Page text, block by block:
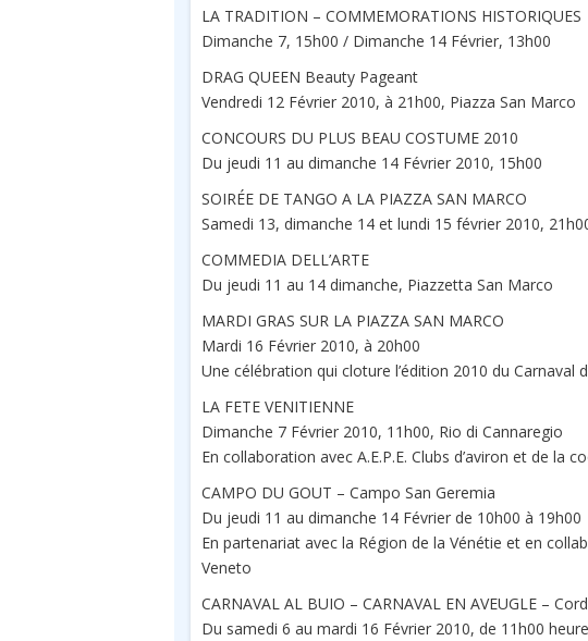
LA TRADITION – COMMEMORATIONS HISTORIQUES
Dimanche 7, 15h00 / Dimanche 14 Février, 13h00
DRAG QUEEN Beauty Pageant
Vendredi 12 Février 2010, à 21h00, Piazza San Marco
CONCOURS DU PLUS BEAU COSTUME 2010
Du jeudi 11 au dimanche 14 Février 2010, 15h00
SOIRÉE DE TANGO A LA PIAZZA SAN MARCO
Samedi 13, dimanche 14 et lundi 15 février 2010,
COMMEDIA DELL’ARTE
Du jeudi 11 au 14 dimanche, Piazzetta San Marco
MARDI GRAS SUR LA PIAZZA SAN MARCO
Mardi 16 Février 2010, à 20h00
Une célébration qui cloture l’édition 2010 du Carnaval
LA FETE VENITIENNE
Dimanche 7 Février 2010, 11h00, Rio di Cannaregio
En collaboration avec A.E.P.E. Clubs d’aviron et de la
CAMPO DU GOUT – Campo San Geremia
Du jeudi 11 au dimanche 14 Février de 10h00 à 19h00
En partenariat avec la Région de la Vénétie et en
Veneto
CARNAVAL AL BUIO – CARNAVAL EN AVEUGLE –
Du samedi 6 au mardi 16 Février 2010, de 11h00